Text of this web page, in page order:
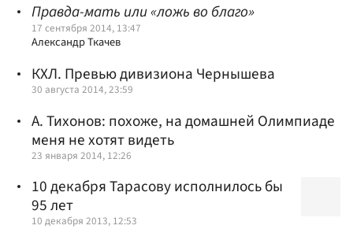
Правда-мать или «ложь во благо»
17 сентября 2014, 13:47
Александр Ткачев
КХЛ. Превью дивизиона Чернышева
30 августа 2014, 23:59
А. Тихонов: похоже, на домашней Олимпиаде
меня не хотят видеть
23 января 2014, 12:26
10 декабря Тарасову исполнилось бы
95 лет
10 декабря 2013, 12:53